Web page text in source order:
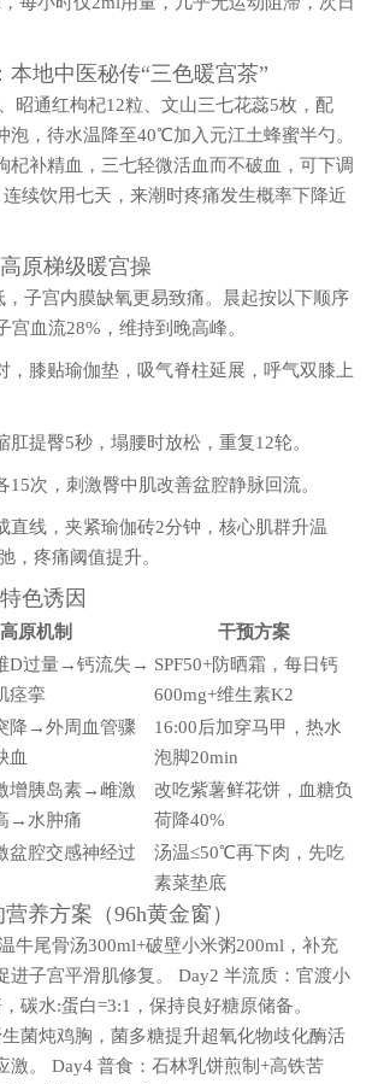
本地中医秘传“三色暖宫茶”
昭通红枸杞12粒、文山三七花蕊5枚，配
，待水温降至40℃加入元江土蜂蜜半勺。
杞补精血，三七轻微活血而不破血，可下调
续饮用七天，来潮时疼痛发生概率下降近
原梯级暖宫操
，子宫内膜缺氧更易致痛。晨起按以下顺序
宫血流28%，维持到晚高峰。
，膝贴瑜伽垫，吸气脊柱延展，呼气双膝上
肛提臀5秒，塌腰时放松，重复12轮。
15次，刺激臀中肌改善盆腔静脉回流。
直线，夹紧瑜伽砖2分钟，核心肌群升温
，疼痛阈值提升。
色诱因
高原机制
干预方案
D过量→钙流失→
痉挛
SPF50+防晒霜，每日钙
600mg+维生素K2
降→外周血管骤
血
16:00后加穿马甲，热水
泡脚20min
增胰岛素→雌激
→水肿痛
改吃紫薯鲜花饼，血糖负
荷降40%
盆腔交感神经过
汤温≤50℃再下肉，先吃
素菜垫底
养方案（96h黄金窗）
牛尾骨汤300ml+破壁小米粥200ml，补充
进子宫平滑肌修复。 Day2 半流质：官渡小
碳水:蛋白=3:1，保持良好糖原储备。
菌炖鸡胸，菌多糖提升超氧化物歧化酶活
激。 Day4 普食：石林乳饼煎制+高铁苦